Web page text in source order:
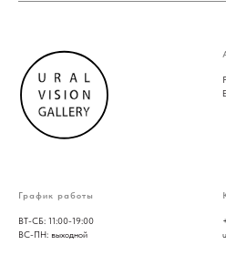
График работы
ВТ-СБ: 11:00-19:00
ВС-ПН: выходной